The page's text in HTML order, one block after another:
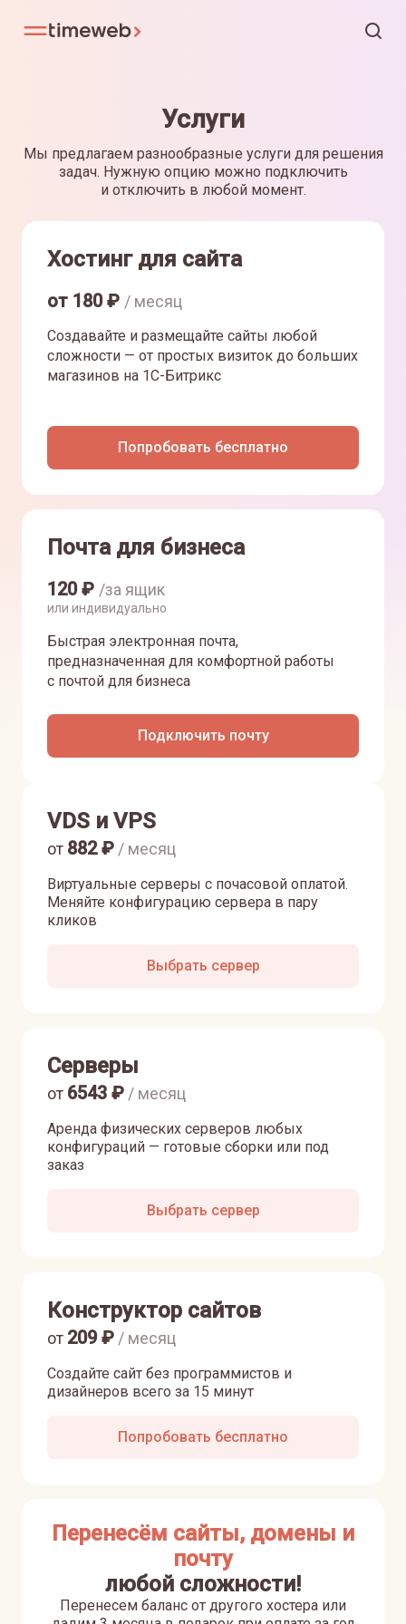
Услуги
Мы предлагаем разнообразные услуги для решения
задач. Нужную опцию можно подключить
и отключить в любой момент.
Хостинг для сайта
от 180₽ / месяц
Создавайте и размещайте сайты любой
сложности — от простых визиток до больших
магазинов на 1С-Битрикс
Попробовать бесплатно
Почта для бизнеса
120₽ /за ящик
или индивидуально
Быстрая электронная почта,
предназначенная для комфортной работы
с почтой для бизнеса
Подключить почту
VDS и VPS
Виртуальные серверы с почасовой оплатой.
Меняйте конфигурацию сервера в пару
кликов
от 882₽ / месяц
Выбрать сервер
Серверы
Аренда физических серверов любых
конфигураций — готовые сборки или под
заказ
от 6543 ₽ / месяц
Выбрать сервер
Конструктор сайтов
Создайте сайт без программистов и
дизайнеров всего за 15 минут
от 209₽ / месяц
Попробовать бесплатно
Перенесём сайты, домены и
почту
любой сложности!
Перенесем баланс от другого хостера или